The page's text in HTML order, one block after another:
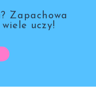
Zapachowa
uczy!